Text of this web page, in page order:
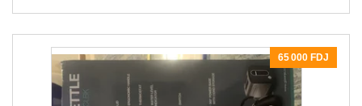
65 000 FDJ